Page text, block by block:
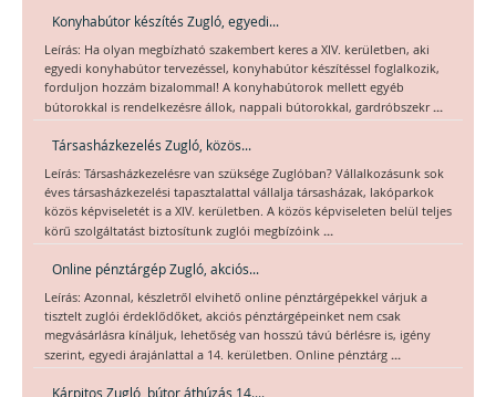
Konyhabútor készítés Zugló, egyedi...
Leírás: Ha olyan megbízható szakembert keres a XIV. kerületben, aki
egyedi konyhabútor tervezéssel, konyhabútor készítéssel foglalkozik,
forduljon hozzám bizalommal! A konyhabútorok mellett egyéb
bútorokkal is rendelkezésre állok, nappali bútorokkal, gardróbszekr...
Társasházkezelés Zugló, közös...
Leírás: Társasházkezelésre van szüksége Zuglóban? Vállalkozásunk sok
éves társasházkezelési tapasztalattal vállalja társasházak, lakóparkok
közös képviseletét is a XIV. kerületben. A közös képviseleten belül teljes
körű szolgáltatást biztosítunk zuglói megbízóink ...
Online pénztárgép Zugló, akciós...
Leírás: Azonnal, készletről elvihető online pénztárgépekkel várjuk a
tisztelt zuglói érdeklődőket, akciós pénztárgépeinket nem csak
megvásárlásra kínáljuk, lehetőség van hosszú távú bérlésre is, igény
szerint, egyedi árajánlattal a 14. kerületben. Online pénztárg ...
Kárpitos Zugló, bútor áthúzás 14....